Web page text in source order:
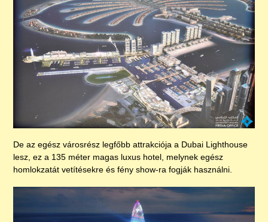
De az egész városrész legfőbb attrakciója a Dubai Lighthouse
lesz, ez a 135 méter magas luxus hotel, melynek egész
homlokzatát vetítésekre és fény show-ra fogják használni.